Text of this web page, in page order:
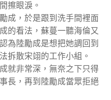
擦眼淚。
，於是跟到洗手間裡面
的看法，蘇蔓一聽海倫又
為陸勵成是想把她調回到
拆散宋翊的工作小組。
非常深，無奈之下只得
長，再到陸勵成當眾拒絕